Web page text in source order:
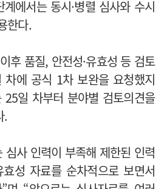
에서는 동시·병렬 심사와 수시
한다.
후 품질, 안전성·유효성 등 검토
에 공식 1차 보완을 요청했지
25일 차부터 분야별 검토의견을
.
심사 인력이 부족해 제한된 인력
효성 자료를 순차적으로 보면서